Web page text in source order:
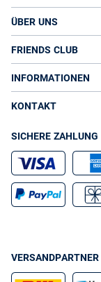
ÜBER UNS
FRIENDS CLUB
INFORMATIONEN
KONTAKT
SICHERE ZAHLUNG
VERSANDPARTNER